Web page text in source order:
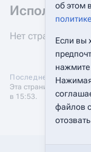
Нет страниц,
Последнее
Эта страница в
в 15:53.
об этом
Если вы
нажмите
файлов